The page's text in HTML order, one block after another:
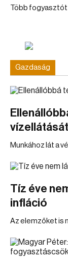
Több
Gazdaság
vízellátását
Munkához lát a
Tíz éve
infláció
Az elemzőket is